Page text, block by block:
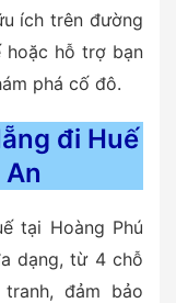
ích trên đường
hỗ trợ bạn
phá cố đô.
đi Huế
tại Hoàng Phú
dạng, từ 4 chỗ
đảm bảo